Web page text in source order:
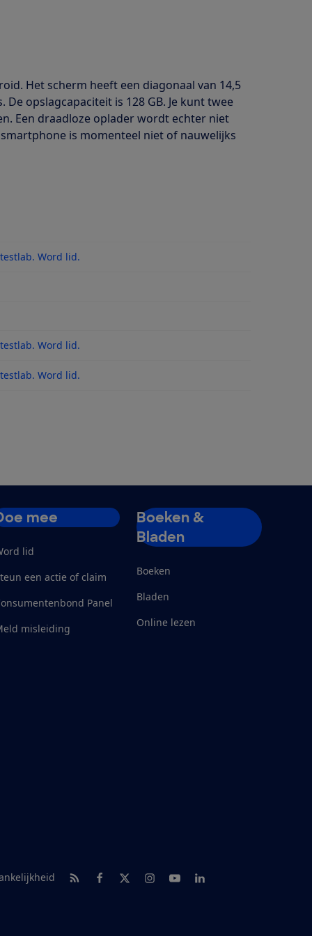
Het scherm heeft een diagonaal van 14,5
opslagcapaciteit is 128 GB. Je kunt twee
Een draadloze oplader wordt echter niet
is momenteel niet of nauwelijks
Word lid.
Word lid.
updatesWord lid.
mee
lid
een actie of claim
Panel
misleiding
Boeken &
Bladen
Boeken
Bladen
Online lezen
RSS-feed nieuws
Facebook
TwitterInstagram
YoutubeLinkedIn